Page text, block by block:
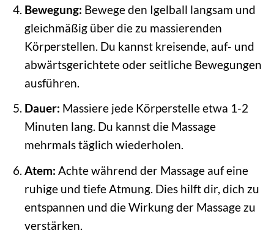
Bewegung: Bewege den Igelball langsam und
gleichmäßig über die zu massierenden
Körperstellen. Du kannst kreisende, auf- und
abwärtsgerichtete oder seitliche Bewegungen
ausführen.
Dauer: Massiere jede Körperstelle etwa 1-2
Minuten lang. Du kannst die Massage
mehrmals täglich wiederholen.
Atem: Achte während der Massage auf eine
ruhige und tiefe Atmung. Dies hilft dir, dich zu
entspannen und die Wirkung der Massage zu
verstärken.